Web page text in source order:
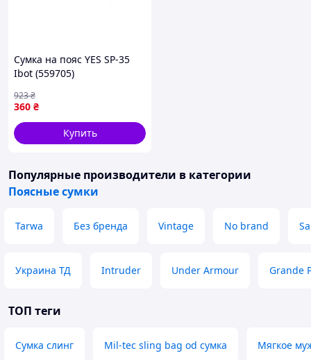
Сумка на пояс YES SP-35
Ibot (559705)
360 ₴
923₴
Купить
Популярные производители в категории
Поясные сумки
Tarwa Без бренда Vintage No brand
Украина ТД Intruder Under Armour Grande
ТОП теги
Сумка слинг Mil-tec sling bag od сумка Мягкое